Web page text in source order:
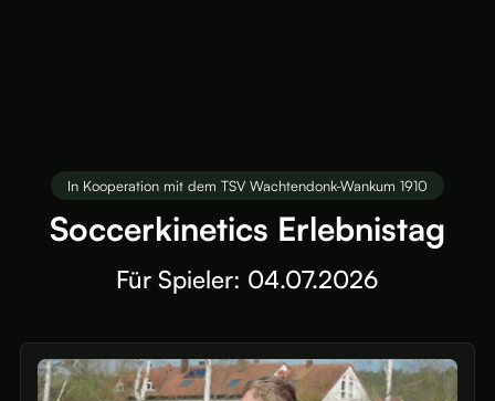
In Kooperation mit dem TSV Wachtendonk-Wankum 1910
Soccerkinetics Erlebnistag
Für Spieler: 04.07.2026